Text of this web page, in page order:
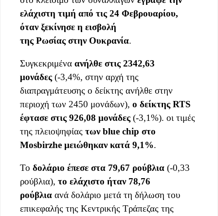
ελάχιστη τιμή από τις 24 Φεβρουαρίου,
όταν ξεκίνησε η εισβολή
της Ρωσίας στην Ουκρανία.
Συγκεκριμένα ανήλθε στις 2342,63
μονάδες (-3,4%, στην αρχή της
διαπραγμάτευσης ο δείκτης ανήλθε στην
περιοχή των 2450 μονάδων), ο δείκτης RTS
έφτασε στις 926,08 μονάδες (-3,1%). οι τιμές
της πλειοψηφίας των blue chip στο
Mosbirzhe μειώθηκαν κατά 9,1%.
Το δολάριο έπεσε στα 79,67 ρούβλια (-0,33
ρούβλια), το ελάχιστο ήταν 78,76
ρούβλια ανά δολάριο μετά τη δήλωση του
επικεφαλής της Κεντρικής Τράπεζας της